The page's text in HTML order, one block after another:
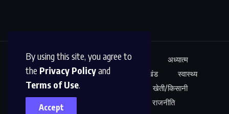
By using this site, you agree to
the Privacy Policyand
Terms of Use.
Accept
ऊधम सिंह नगर अंतर्राष्ट्रीय
अध्यात्म
कारोबार
अपराध साहित्य उत्तराखंड
स्वास्थ्य
नेशनल न्यूज़
खेल
खेती/किसानी
शोध/आविष्कार
राजनीति